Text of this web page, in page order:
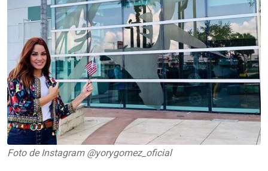
Foto de Instagram @yorygomez_oficial